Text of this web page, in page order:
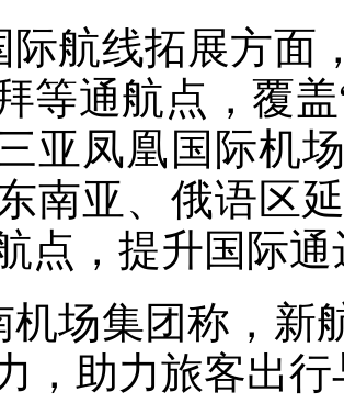
航线拓展方面
等通航点，覆
亚凤凰国际机
南亚、俄语区
点，提升国际
场集团称，新
，助力旅客出